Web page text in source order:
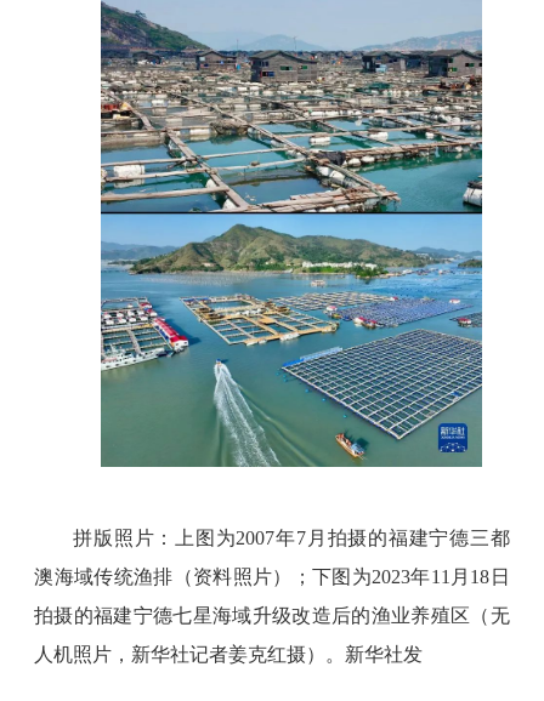
拼版照片：上图为2007年7月拍摄的福建宁德三都
澳海域传统渔排（资料照片）；下图为2023年11月18日
拍摄的福建宁德七星海域升级改造后的渔业养殖区（无
人机照片，新华社记者姜克红摄）。新华社发